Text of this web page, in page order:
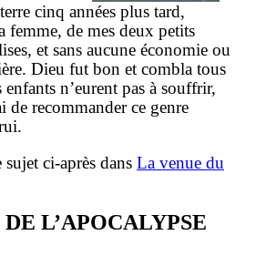
cinq années plus tard,
femme, de mes deux petits
et sans aucune économie ou
Dieu fut bon et combla tous
enfants n’eurent pas à souffrir,
de recommander ce genre
sujet ci-après dans La venue du
L’APOCALYPSE